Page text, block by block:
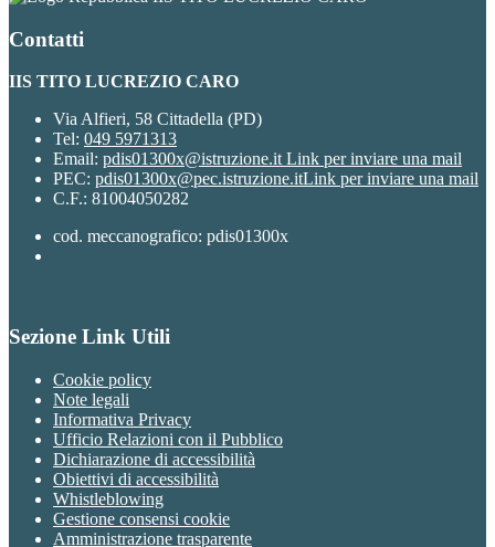
Contatti
IIS TITO LUCREZIO CARO
Via Alfieri, 58 Cittadella (PD)
Tel: 049 5971313
Email: pdis01300x@istruzione.it Link per inviare una mail
PEC: pdis01300x@pec.istruzione.itLink per inviare una mail
C.F.: 81004050282
cod. meccanografico: pdis01300x
Sezione Link Utili
Cookie policy
Note legali
Informativa Privacy
Ufficio Relazioni con il Pubblico
Dichiarazione di accessibilità
Obiettivi di accessibilità
Whistleblowing
Gestione consensi cookie
Amministrazione trasparente